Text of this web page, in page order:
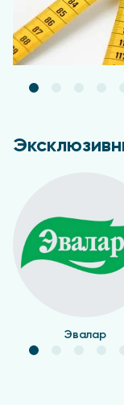
Эвалар